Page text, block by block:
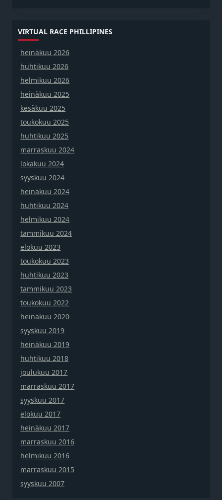
VIRTUAL RACE PHILLIPINES
heinäkuu 2026
huhtikuu 2026
helmikuu 2026
heinäkuu 2025
kesäkuu 2025
toukokuu 2025
huhtikuu 2025
marraskuu 2024
lokakuu 2024
syyskuu 2024
heinäkuu 2024
huhtikuu 2024
helmikuu 2024
tammikuu 2024
elokuu 2023
toukokuu 2023
huhtikuu 2023
tammikuu 2023
toukokuu 2022
heinäkuu 2020
syyskuu 2019
heinäkuu 2019
huhtikuu 2018
joulukuu 2017
marraskuu 2017
syyskuu 2017
elokuu 2017
heinäkuu 2017
marraskuu 2016
helmikuu 2016
marraskuu 2015
syyskuu 2007